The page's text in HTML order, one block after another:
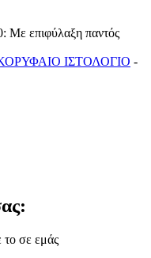
Με επιφύλαξη παντός
ΙΣΤΟΛΟΓΙΟ -
το σε εμάς